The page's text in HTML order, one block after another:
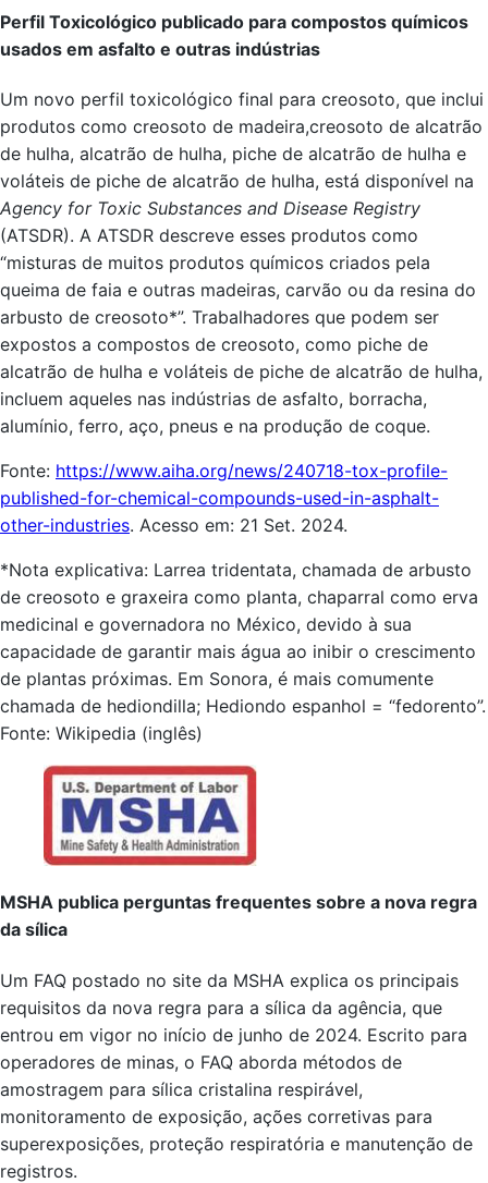
Perfil Toxicológico publicado para compostos químicos
usados em asfalto e outras indústrias
Um novo perfil toxicológico final para creosoto, que inclui
produtos como creosoto de madeira,creosoto de alcatrão
de hulha, alcatrão de hulha, piche de alcatrão de hulha e
voláteis de piche de alcatrão de hulha, está disponível na
Agency for Toxic Substances and Disease Registry
(ATSDR). A ATSDR descreve esses produtos como
“misturas de muitos produtos químicos criados pela
queima de faia e outras madeiras, carvão ou da resina do
arbusto de creosoto*”. Trabalhadores que podem ser
expostos a compostos de creosoto, como piche de
alcatrão de hulha e voláteis de piche de alcatrão de hulha,
incluem aqueles nas indústrias de asfalto, borracha,
alumínio, ferro, aço, pneus e na produção de coque.
Fonte: https://www.aiha.org/news/240718-tox-profile-
published-for-chemical-compounds-used-in-asphalt-
other-industries. Acesso em: 21 Set. 2024.
*Nota explicativa: Larrea tridentata, chamada de arbusto
de creosoto e graxeira como planta, chaparral como erva
medicinal e governadora no México, devido à sua
capacidade de garantir mais água ao inibir o crescimento
de plantas próximas. Em Sonora, é mais comumente
chamada de hediondilla; Hediondo espanhol = “fedorento”.
Fonte: Wikipedia (inglês)
MSHA publica perguntas frequentes sobre a nova regra
da sílica
Um FAQ postado no site da MSHA explica os principais
requisitos da nova regra para a sílica da agência, que
entrou em vigor no início de junho de 2024. Escrito para
operadores de minas, o FAQ aborda métodos de
amostragem para sílica cristalina respirável,
monitoramento de exposição, ações corretivas para
superexposições, proteção respiratória e manutenção de
registros.